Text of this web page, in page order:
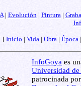
| Evolución| Pintura|
[ Inicio | Vida | Obra | Época
InfoGoya es
Universidad de
patrocinada